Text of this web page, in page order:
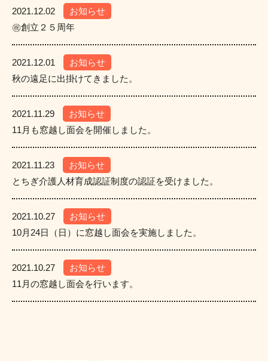
2021.12.02
お知らせ
㊗創立２５周年
2021.12.01
お知らせ
秋の遠足に出掛けてきました。
2021.11.29
お知らせ
11月も窓越し面会を開催しました。
2021.11.23
お知らせ
とちぎ介護人材育成認証制度の認証を受けました。
2021.10.27
お知らせ
10月24日（日）に窓越し面会を実施しました。
2021.10.27
お知らせ
11月の窓越し面会を行います。